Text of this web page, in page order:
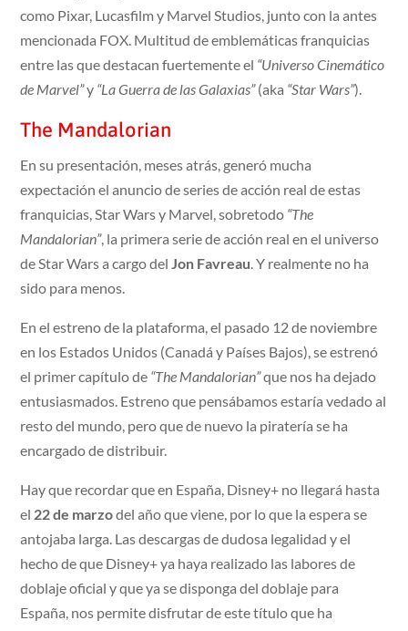
como Pixar, Lucasfilm y Marvel Studios, junto con la antes
mencionada FOX. Multitud de emblemáticas franquicias
entre las que destacan fuertemente el “Universo Cinemático
de Marvel”y “La Guerra de las Galaxias”(aka “Star Wars”).
The Mandalorian
En su presentación, meses atrás, generó mucha
expectación el anuncio de series de acción real de estas
franquicias, Star Wars y Marvel, sobretodo “The
Mandalorian”, la primera serie de acción real en el universo
de Star Wars a cargo del Jon Favreau . Y realmente no ha
sido para menos.
En el estreno de la plataforma, el pasado 12 de noviembre
en los Estados Unidos (Canadá y Países Bajos), se estrenó
el primer capítulo de “The Mandalorian”que nos ha dejado
entusiasmados. Estreno que pensábamos estaría vedado al
resto del mundo, pero que de nuevo la piratería se ha
encargado de distribuir.
Hay que recordar que en España, Disney+ no llegará hasta
el 22 de marzodel año que viene, por lo que la espera se
antojaba larga. Las descargas de dudosa legalidad y el
hecho de que Disney+ ya haya realizado las labores de
doblaje oficial y que ya se disponga del doblaje para
España, nos permite disfrutar de este título que ha